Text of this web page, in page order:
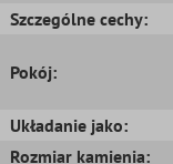
Szczególne cechy:
Pokój:
Układanie jako:
Rozmiar kamienia: